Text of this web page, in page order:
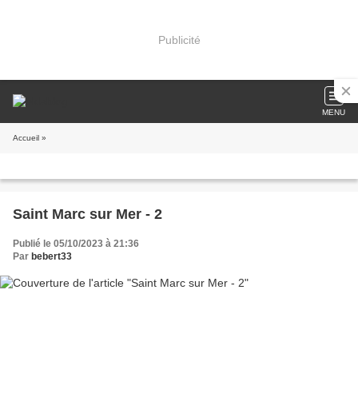
Publicité
MENU
Accueil »
Saint Marc sur Mer - 2
Publié le 05/10/2023 à 21:36
Par bebert33